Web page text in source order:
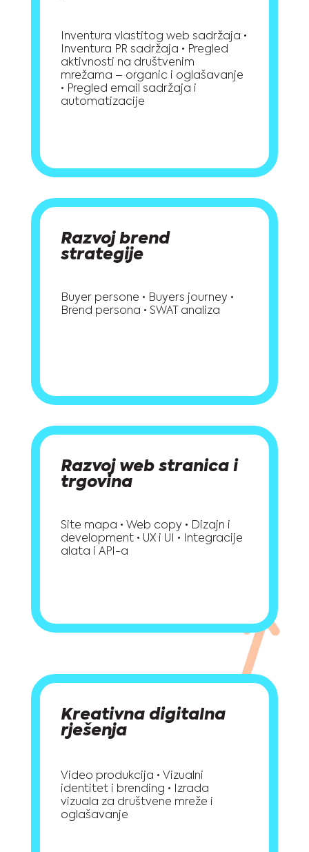
Inventura vlastitog web sadržaja •
Inventura PR sadržaja • Pregled
aktivnosti na društvenim
mrežama – organic i oglašavanje
• Pregled email sadržaja i
automatizacije
Razvoj brend
strategije
Buyer persone • Buyers journey •
Brend persona • SWAT analiza
Razvoj web stranica i
trgovina
Site mapa • Web copy • Dizajn i
development • UX i UI • Integracije
alata i API-a
Kreativna digitalna
rješenja
Video produkcija • Vizualni
identitet i brending • Izrada
vizuala za društvene mreže i
oglašavanje